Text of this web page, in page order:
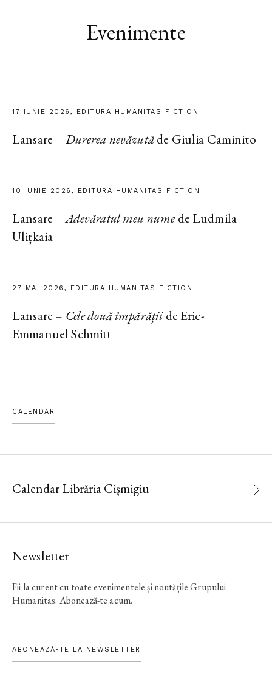
Evenimente
17 IUNIE 2026, EDITURA HUMANITAS FICTION
Lansare – Durerea nevăzutăde Giulia Caminito
10 IUNIE 2026, EDITURA HUMANITAS FICTION
Lansare –Adevăratul meu numede Ludmila
Ulițkaia
27 MAI 2026, EDITURA HUMANITAS FICTION
Lansare – Cele două împărățiide Eric-
Emmanuel Schmitt
CALENDAR
Calendar Librăria Cișmigiu
Newsletter
Fii la curent cu toate evenimentele și noutățile Grupului
Humanitas. Abonează-te acum.
ABONEAZĂ-TE LA NEWSLETTER